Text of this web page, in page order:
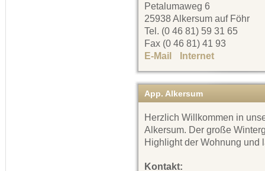
Petalumaweg 6
25938 Alkersum auf Föhr
Tel. (0 46 81) 59 31 65
Fax (0 46 81) 41 93
E-Mail
Internet
App. Alkersum
Herzlich Willkommen in
Alkersum. Der große
Highlight der Wohnung und
Kontakt: